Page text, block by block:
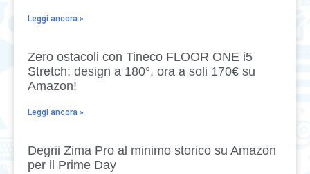
Leggi ancora »
Zero ostacoli con Tineco FLOOR ONE i5
Stretch: design a 180°, ora a soli 170€ su
Amazon!
Leggi ancora »
Degrii Zima Pro al minimo storico su Amazon
per il Prime Day